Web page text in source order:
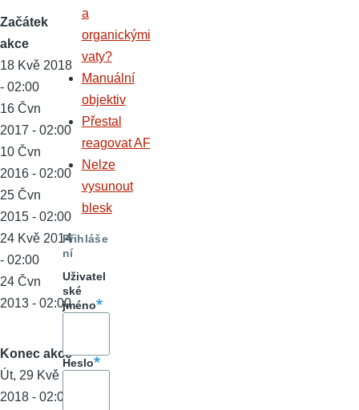
Začátek
akce
18 Kvě 2018
- 02:00
16 Čvn
2017 - 02:00
10 Čvn
2016 - 02:00
25 Čvn
2015 - 02:00
24 Kvě 2014
- 02:00
24 Čvn
2013 - 02:00
Konec akce
Út, 29 Kvě
2018 - 02:00
a
organickými
vaty?
Manuální
objektiv
Přestal
reagovat AF
Nelze
vysunout
blesk
Přihláše
ní
Uživatel
ské
jméno
Heslo